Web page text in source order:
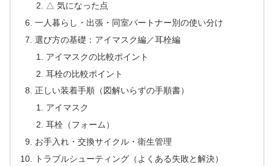
△ 気になった点
一人暮らし・出張・同室パートナー別の使い分け
選び方の基礎：アイマスク編／耳栓編
アイマスクの比較ポイント
耳栓の比較ポイント
正しい装着手順（図解いらずの手順書）
アイマスク
耳栓（フォーム）
お手入れ・交換サイクル・衛生管理
トラブルシューティング（よくある失敗と解決）